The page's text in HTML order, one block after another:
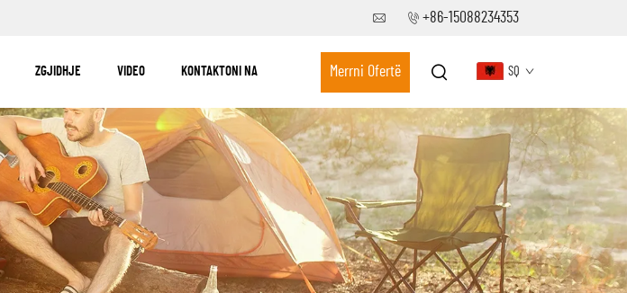
+86-15088234353
ZGJIDHJE VIDEO KONTAKTONI NA Merrni Ofertë SQ